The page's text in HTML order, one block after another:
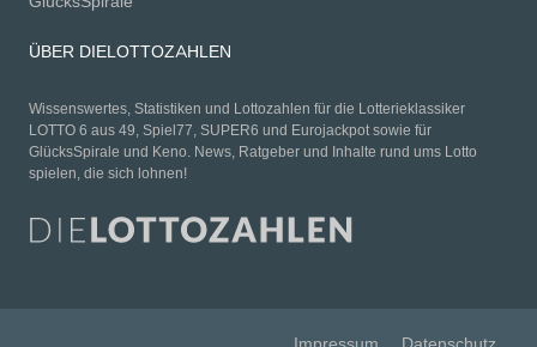
ÜBER DIELOTTOZAHLEN
Wissenswertes, Statistiken und Lottozahlen für die Lotterieklassiker
LOTTO 6 aus 49, Spiel77, SUPER6 und Eurojackpot sowie für
GlücksSpirale und Keno. News, Ratgeber und Inhalte rund ums Lotto
spielen, die sich lohnen!